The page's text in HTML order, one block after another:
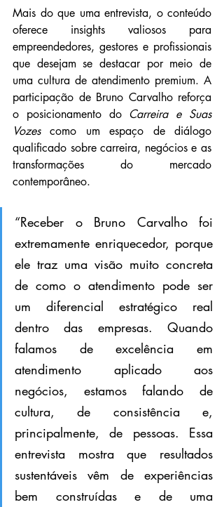
Mais do que uma entrevista, o conteúdo
oferece insights valiosos para
empreendedores, gestores e profissionais
que desejam se destacar por meio de
uma cultura de atendimento premium. A
participação de Bruno Carvalho reforça
o posicionamento do Carreira e Suas
Vozes como um espaço de diálogo
qualificado sobre carreira, negócios e as
transformações do mercado
contemporâneo.
“Receber o Bruno Carvalho foi
extremamente enriquecedor, porque
ele traz uma visão muito concreta
de como o atendimento pode ser
um diferencial estratégico real
dentro das empresas. Quando
falamos de excelência em
atendimento aplicado aos
negócios, estamos falando de
cultura, de consistência e,
principalmente, de pessoas. Essa
entrevista mostra que resultados
sustentáveis vêm de experiências
bem construídas e de uma